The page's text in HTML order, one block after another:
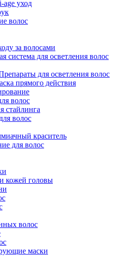
уход
волос
за волосами
система для осветления волос
для осветления волос
прямого действия
волос
стайлинга
волос
краситель
для волос
кожей головы
волос
маски